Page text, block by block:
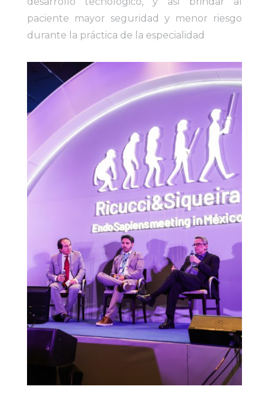
paciente mayor seguridad y menor riesgo
durante la práctica de la especialidad